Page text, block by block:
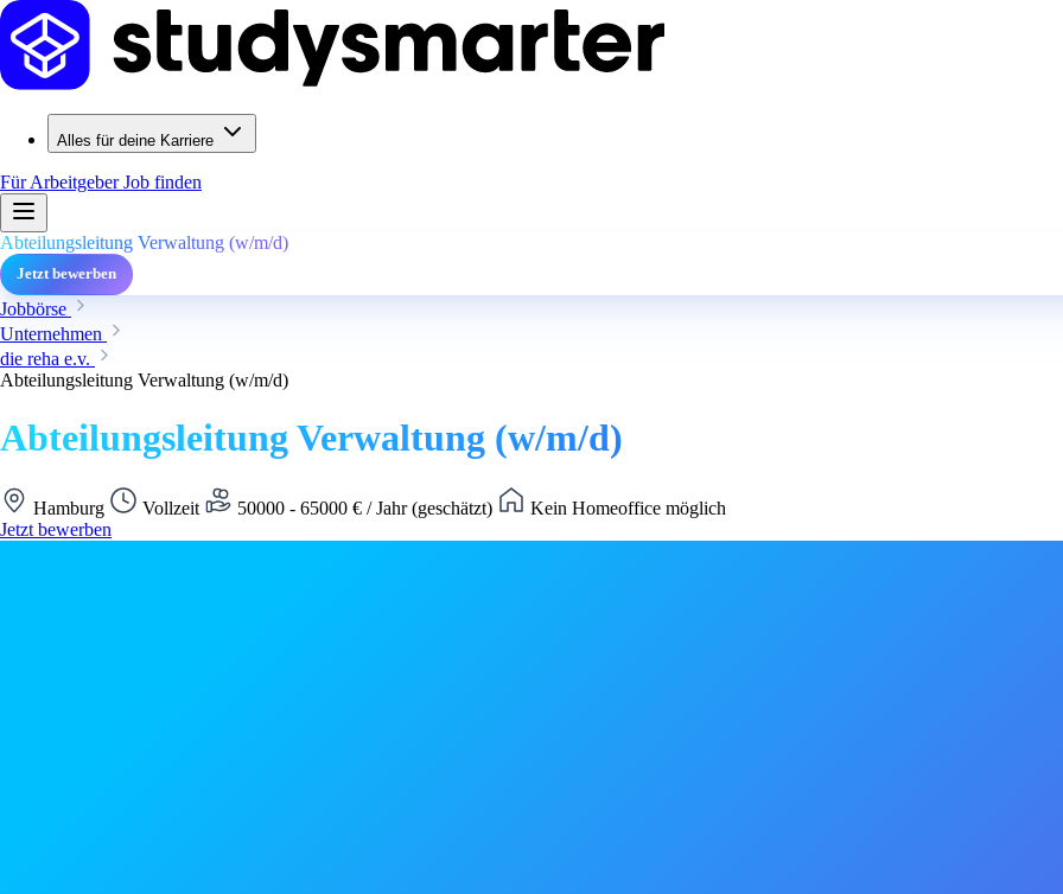
Alles für deine Karriere
Für ArbeitgeberJob finden
Abteilungsleitung Verwaltung (w/m/d)
Jetzt bewerben
Jobbörse
Unternehmen
die reha e.v.
Abteilungsleitung Verwaltung (w/m/d)
Abteilungsleitung Verwaltung (w/m/d)
Hamburg Vollzeit 50000 - 65000 € / Jahr (geschätzt)
Kein Homeoffice möglich
Jetzt bewerben